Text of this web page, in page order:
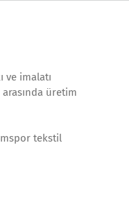
ve imalatı
üretim
tekstil